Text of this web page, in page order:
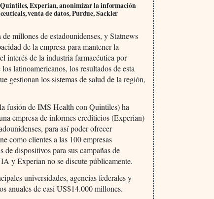
Experian, anonimizar la información
venta de datos, Purdue, Sackler
millones de estadounidenses, y Statnews
de la empresa para mantener la
interés de la industria farmacéutica por
latinoamericanos, los resultados de esta
gestionan los sistemas de salud de la región,
fusión de IMS Health con Quintiles) ha
empresa de informes crediticios (Experian)
para así poder ofrecer
como clientes a las 100 empresas
de dispositivos para sus campañas de
y Experian no se discute públicamente.
universidades, agencias federales y
anuales de casi US$14.000 millones.